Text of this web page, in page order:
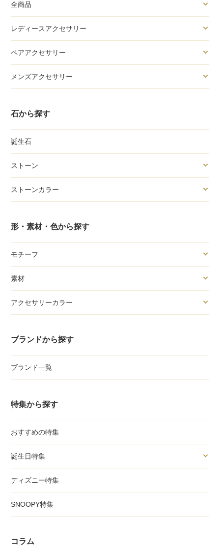
全商品
レディースアクセサリー
ペアアクセサリー
メンズアクセサリー
石から探す
誕生石
ストーン
ストーンカラー
形・素材・色から探す
モチーフ
素材
アクセサリーカラー
ブランドから探す
ブランド一覧
特集から探す
おすすめの特集
誕生日特集
ディズニー特集
SNOOPY特集
コラム